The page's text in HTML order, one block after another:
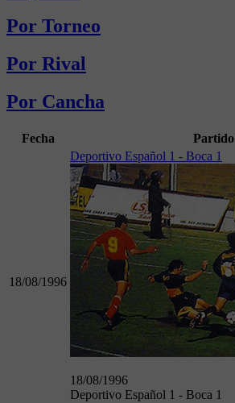
Por Torneo
Por Rival
Por Cancha
Fecha Partido
18/08/1996
Deportivo Español 1 - Boca 1
18/08/1996
Deportivo Español 1 - Boca 1